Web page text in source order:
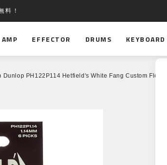
料！
AMP EFFECTOR DRUMS KEYBOARD
Dunlop PH122P114 Hetfield's White Fang Custom Flow